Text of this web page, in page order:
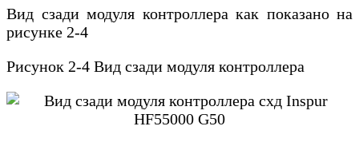
Вид сзади модуля контроллера как показано на
рисунке 2-4
Рисунок 2-4 Вид сзади модуля контроллера